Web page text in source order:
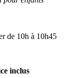
de 10h à 10h45
inclus